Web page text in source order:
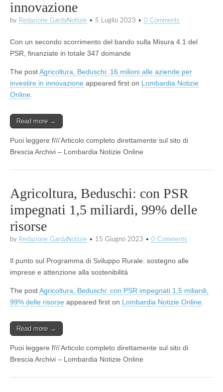
innovazione
by Redazione GardaNotizie • 5 Luglio 2023 • 0 Comments
Con un secondo scorrimento del bando sulla Misura 4.1 del
PSR, finanziate in totale 347 domande
The postAgricoltura, Beduschi: 16 milioni alle aziende per
investire in innovazione appeared first on Lombardia Notizie
Online
Read more →
Puoi leggere l\\\’Articolo completo direttamente sul sito di
Brescia Archivi – Lombardia Notizie Online
Agricoltura, Beduschi: con PSR
impegnati 1,5 miliardi, 99% delle
risorse
by Redazione GardaNotizie • 15 Giugno 2023 • 0 Comments
Il punto sul Programma di Sviluppo Rurale: sostegno alle
imprese e attenzione alla sostenibilità
The postAgricoltura, Beduschi: con PSR impegnati 1,5 miliardi,
99% delle risorse appeared first on Lombardia Notizie Online
Read more →
Puoi leggere l\\\’Articolo completo direttamente sul sito di
Brescia Archivi – Lombardia Notizie Online